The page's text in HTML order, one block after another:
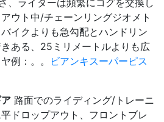
ウト中/チェーンリングジオメト
イクよりも急勾配とハンドリン
ある、25ミリメートルよりも広
例：。。
ビアンキスーパーピス
路面でのライディング/トレーニ
ドロップアウト、フロントブレ